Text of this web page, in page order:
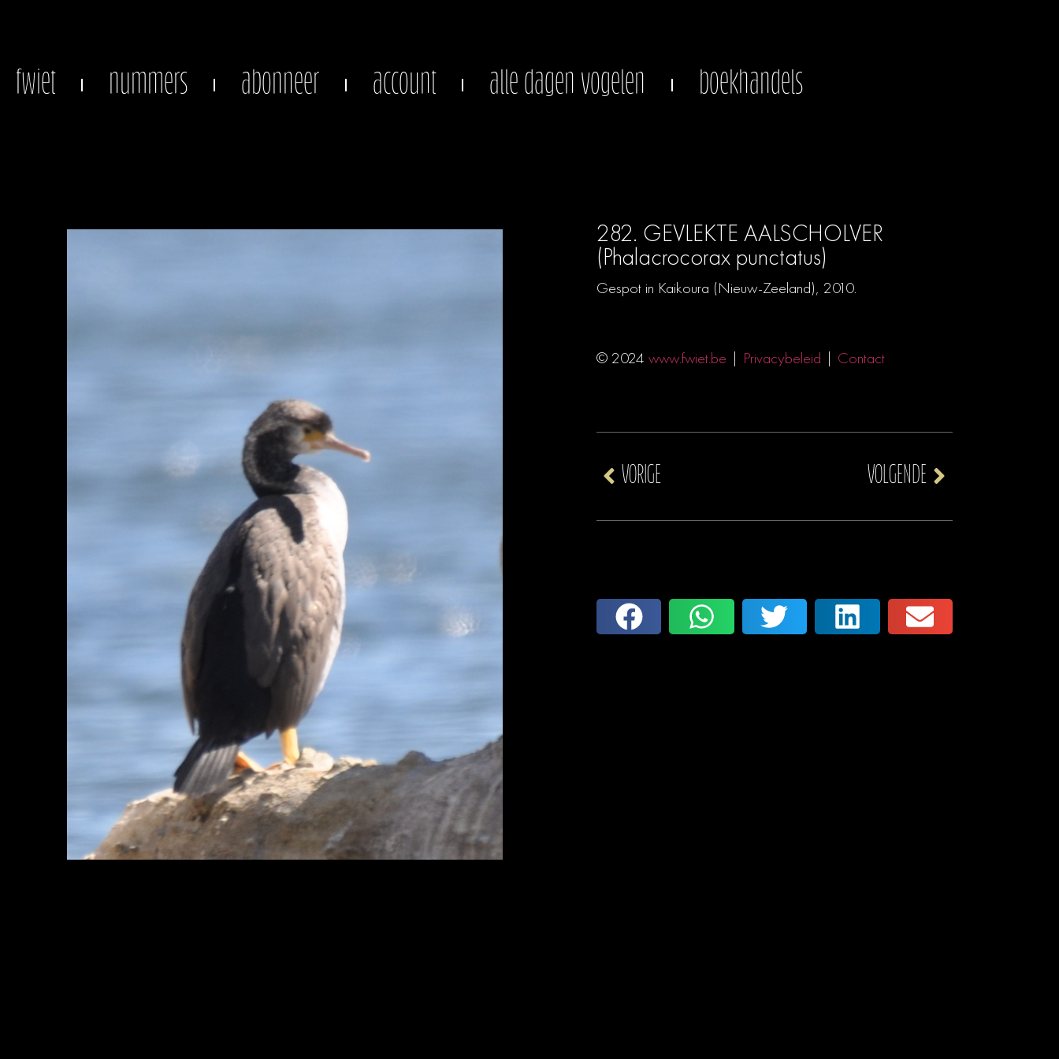
fwiet nummers abonneer account alle dagen vogelen boekhandels
282. GEVLEKTE AALSCHOLVER
(Phalacrocorax punctatus)
Gespot in Kaikoura (Nieuw-Zeeland), 2010.
© 2024 www.fwiet.be | Privacybeleid | Contact
VORIGE VOLGENDE